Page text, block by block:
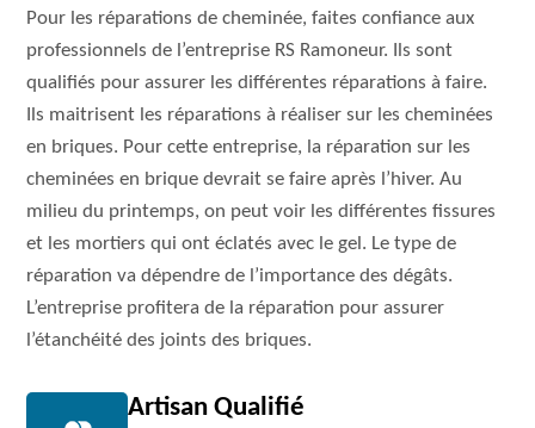
Pour les réparations de cheminée, faites confiance aux
professionnels de l’entreprise RS Ramoneur. Ils sont
qualifiés pour assurer les différentes réparations à faire.
Ils maitrisent les réparations à réaliser sur les cheminées
en briques. Pour cette entreprise, la réparation sur les
cheminées en brique devrait se faire après l’hiver. Au
milieu du printemps, on peut voir les différentes fissures
et les mortiers qui ont éclatés avec le gel. Le type de
réparation va dépendre de l’importance des dégâts.
L’entreprise profitera de la réparation pour assurer
l’étanchéité des joints des briques.
Artisan Qualifié